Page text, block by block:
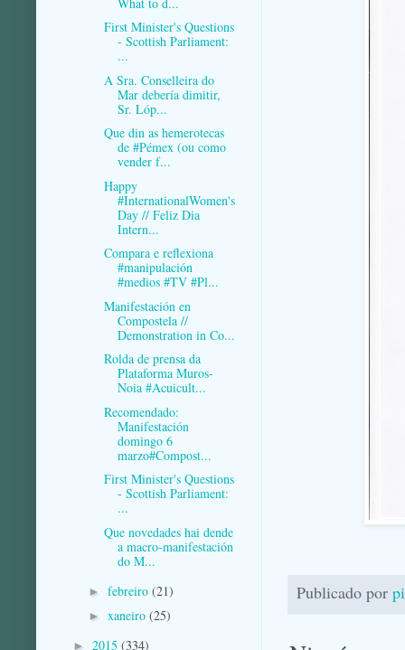
Publicado por
First Minister's Questions
- Scottish Parliament:
...
A Sra. Conselleira do
Mar debería dimitir,
Sr. Lóp...
Que din as hemerotecas
de #Pémex (ou como
vender f...
Happy
#InternationalWomen's
Day // Feliz Dia
Intern...
Compara e reflexiona
#manipulación
#medios #TV #Pl...
Manifestación en
Compostela //
Demonstration in Co...
Rolda de prensa da
Plataforma Muros-
Noia #Acuicult...
Recomendado:
Manifestación
domingo 6
marzo#Compost...
First Minister's Questions
- Scottish Parliament:
...
Que novedades hai dende
a macro-manifestación
do M...
► febreiro (21)
► xaneiro (25)
► 2015 (334)